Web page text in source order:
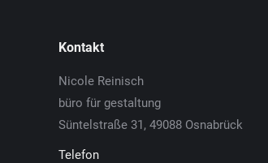
Kontakt
Nicole Reinisch
büro für gestaltung
Süntelstraße 31, 49088 Osnabrück
Telefon